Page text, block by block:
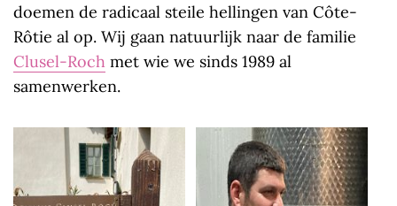
doemen de radicaal steile hellingen van Côte-
Rôtie al op. Wij gaan natuurlijk naar de familie
Clusel-Roch met wie we sinds 1989 al
samenwerken.